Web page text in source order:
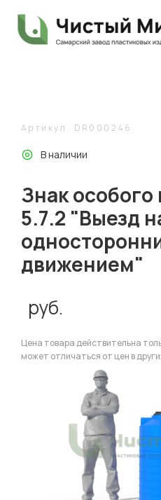
Артикул: DR000246
В наличии
Знак
5.7.2 "Выезд
движением"
руб.
Цена товара действительна
может отличаться от цен в